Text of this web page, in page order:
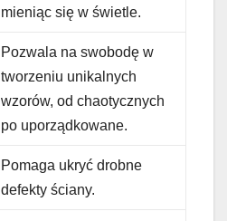
mieniąc się w świetle.
Pozwala na swobodę w
tworzeniu unikalnych
wzorów, od chaotycznych
po uporządkowane.
Pomaga ukryć drobne
defekty ściany.